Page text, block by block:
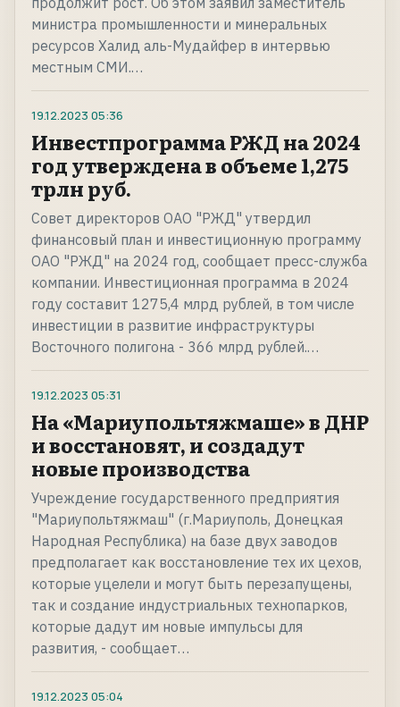
министра промышленности и минеральных
ресурсов Халид аль-Мудайфер в интервью
местным СМИ.…
19.12.2023 05:36
Инвестпрограмма РЖД на 2024
год утверждена в объеме 1,275
трлн руб.
Совет директоров ОАО "РЖД" утвердил
финансовый план и инвестиционную программу
ОАО "РЖД" на 2024 год, сообщает пресс-служба
компании. Инвестиционная программа в 2024
году составит 1275,4 млрд рублей, в том числе
инвестиции в развитие инфраструктуры
Восточного полигона - 366 млрд рублей.…
19.12.2023 05:31
На «Мариупольтяжмаше» в ДНР
и восстановят, и создадут
новые производства
Учреждение государственного предприятия
"Мариупольтяжмаш" (г.Мариуполь, Донецкая
Народная Республика) на базе двух заводов
предполагает как восстановление тех их цехов,
которые уцелели и могут быть перезапущены,
так и создание индустриальных технопарков,
которые дадут им новые импульсы для
развития, - сообщает…
19.12.2023 05:04